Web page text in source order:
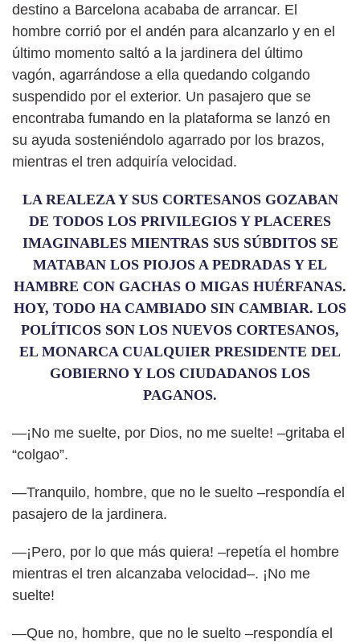
destino a Barcelona acababa de arrancar. El
hombre corrió por el andén para alcanzarlo y en el
último momento saltó a la jardinera del último
vagón, agarrándose a ella quedando colgando
suspendido por el exterior. Un pasajero que se
encontraba fumando en la plataforma se lanzó en
su ayuda sosteniéndolo agarrado por los brazos,
mientras el tren adquiría velocidad.
LA REALEZA Y SUS CORTESANOS GOZABAN
DE TODOS LOS PRIVILEGIOS Y PLACERES
IMAGINABLES MIENTRAS SUS SÚBDITOS SE
MATABAN LOS PIOJOS A PEDRADAS Y EL
HAMBRE CON GACHAS O MIGAS HUÉRFANAS.
HOY, TODO HA CAMBIADO SIN CAMBIAR. LOS
POLÍTICOS SON LOS NUEVOS CORTESANOS,
EL MONARCA CUALQUIER PRESIDENTE DEL
GOBIERNO Y LOS CIUDADANOS LOS
PAGANOS.
—¡No me suelte, por Dios, no me suelte! –gritaba el
“colgao”.
—Tranquilo, hombre, que no le suelto –respondía el
pasajero de la jardinera.
—¡Pero, por lo que más quiera! –repetía el hombre
mientras el tren alcanzaba velocidad–. ¡No me
suelte!
—Que no, hombre, que no le suelto –respondía el